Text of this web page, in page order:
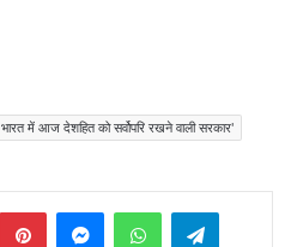
भारत में आज देशहित को सर्वोपरि रखने वाली सरकार'